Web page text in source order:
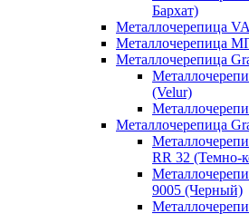
Бархат)
Металлочерепица
Металлочерепица
Металлочерепица
(Velur)
Металлочерепица
RR 32 (Темно-
9005 (Черный)